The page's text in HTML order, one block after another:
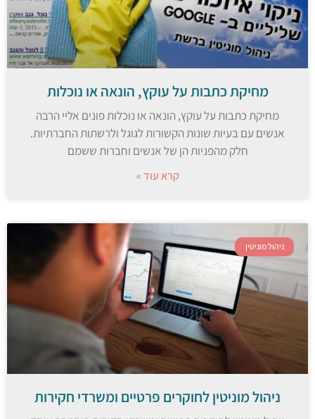
מחיקת כתבות על עוקץ, הונאה או נוכלות
מחיקת כתבות על עוקץ, הונאה או נוכלות פונים אליי הרבה
אנשים עם בעיות שונות הקשורות לגוגל ולרשתות החברתיות.
חלק מהפניות הן של אנשים וחברות ששמם
קרא עוד »
ניהול מוניטין
ניהול מוניטין לחוקרים פרטיים ומשרדי חקירות